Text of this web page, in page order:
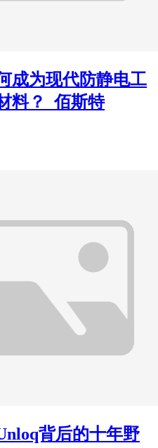
成为现代防静电工
料？_佰斯特
背后的十年野